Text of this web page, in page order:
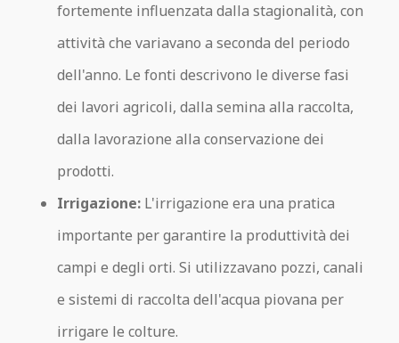
fortemente influenzata dalla stagionalità, con
attività che variavano a seconda del periodo
dell'anno. Le fonti descrivono le diverse fasi
dei lavori agricoli, dalla semina alla raccolta,
dalla lavorazione alla conservazione dei
prodotti.
Irrigazione: L'irrigazione era una pratica
importante per garantire la produttività dei
campi e degli orti. Si utilizzavano pozzi, canali
e sistemi di raccolta dell'acqua piovana per
irrigare le colture.